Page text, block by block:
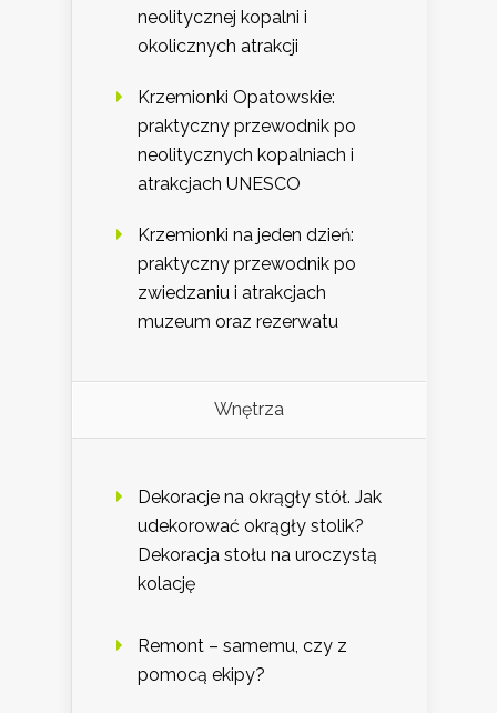
neolitycznej kopalni i
okolicznych atrakcji
Krzemionki Opatowskie:
praktyczny przewodnik po
neolitycznych kopalniach i
atrakcjach UNESCO
Krzemionki na jeden dzień:
praktyczny przewodnik po
zwiedzaniu i atrakcjach
muzeum oraz rezerwatu
Wnętrza
Dekoracje na okrągły stół. Jak
udekorować okrągły stolik?
Dekoracja stołu na uroczystą
kolację
Remont – samemu, czy z
pomocą ekipy?